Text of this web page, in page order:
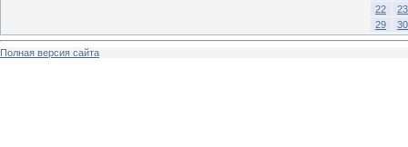
22
23
29
30
Полная версия сайта